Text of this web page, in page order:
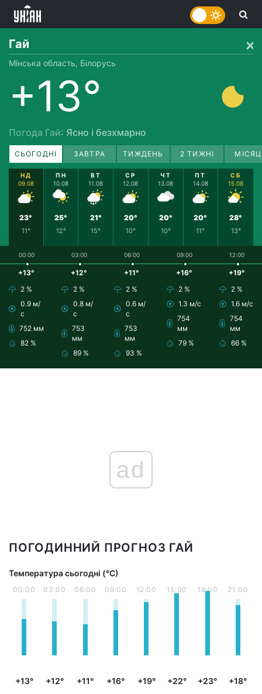
Гай
Мінська область, Білорусь
+13°
Погода Гай: Ясно і безхмарно
СЬОГОДНІ ЗАВТРА ТИЖДЕНЬ 2 ТИЖНІ
НД
09.08
23°
11°
ПН
10.08
25°
12°
ВТ
11.08
21°
15°
СР
12.08
20°
10°
ЧТ
13.08
20°
10°
ПТ
14.08
20°
11°
СБ
15.08
28°
13°
00:00
+13°
2 %
0.9 м/
с
752 мм
82 %
03:00
+12°
2 %
0.8 м/
с
753
мм
89 %
06:00
+11°
2 %
0.6 м/
с
753
мм
93 %
09:00
+16°
2 %
1.3 м/с
754
мм
79 %
12:00
+19°
2 %
1.6 м/с
754
мм
66 %
ad
ПОГОДИННИЙ ПРОГНОЗ ГАЙ
Температура сьогодні (°С)
00:00
+13°
03:00
+12°
06:00
+11°
09:00
+16°
12:00
+19°
15:00
+22°
18:00
+23°
21:00
+18°